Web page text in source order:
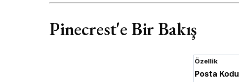
Pinecrest'e Bir Bakış
Özellik
Posta Kodu